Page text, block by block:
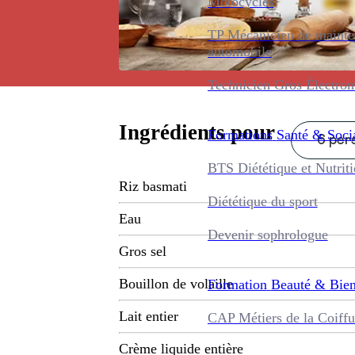
TP Mécanicien de
automobile
Technicien Gros
Formations Santé &
BTS Diététique et
Diététique du sport
Devenir sophrologue
Formation Beauté &
CAP Métiers de la
Ingrédients pour 6
Riz basmati
Eau
Gros sel
Bouillon de volaille
Lait entier
Crème liquide entière